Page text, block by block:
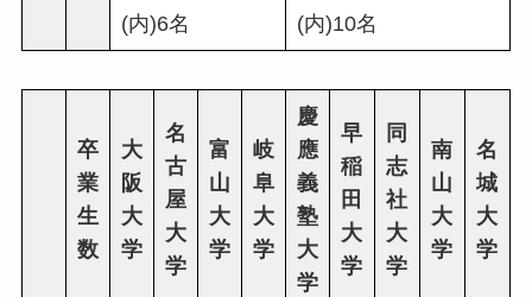
(内)6名 (内)10名
卒
業
生
数
大
阪
大
学
名
古
屋
大
学
富
山
大
学
岐
阜
大
学
慶
應
義
塾
大
学
早
稲
田
大
学
同
志
社
大
学
南
山
大
学
名
城
大
学